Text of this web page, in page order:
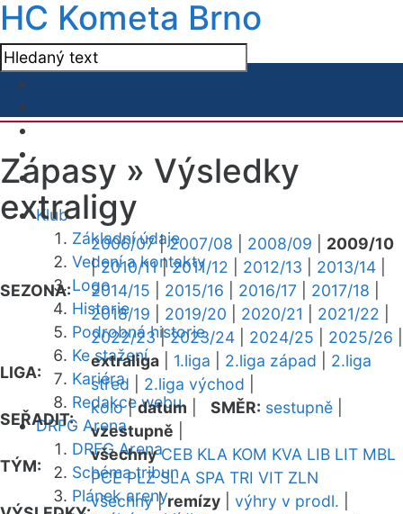
HC Kometa Brno
Klub
Základní údaje
Vedení a kontakty
Logo
Historie
Podrobná historie
Ke stažení
Kariéra
Redakce webu
DRFG Arena
DRFG Arena
Schéma tribun
Plánek areny
Zápasy » Výsledky
extraligy
SEZONA:
2006/07|2007/08 2008/09
2009/10
|2010/11|2011/12 2012/13 2013/14
2014/15
2015/16 2016/17 2017/18
2018/19
2019/20 2020/21 2021/22
2022/23|2023/24 2024/25 2025/26
LIGA:
extraliga 1.liga 2.liga západ
2.liga
střed
2.liga východ
SEŘADIT:
kolo|datum SMĚR: sestupně
vzestupně
TÝM:
všechny CEB KLA KOM KVA LIB LIT MBL
PCE PLZ SLA SPA TRI VIT ZLN
všechny|remízy výhry v prodl.